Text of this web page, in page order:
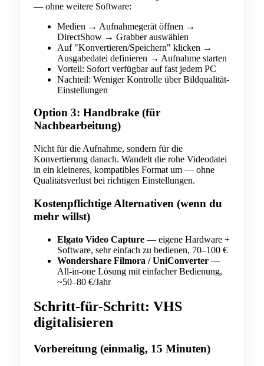
— ohne weitere Software:
Medien → Aufnahmegerät öffnen →
DirectShow → Grabber auswählen
Auf "Konvertieren/Speichern" klicken →
Ausgabedatei definieren → Aufnahme starten
Vorteil: Sofort verfügbar auf fast jedem PC
Nachteil: Weniger Kontrolle über Bildqualität-
Einstellungen
Option 3: Handbrake (für
Nachbearbeitung)
Nicht für die Aufnahme, sondern für die
Konvertierung danach. Wandelt die rohe Videodatei
in ein kleineres, kompatibles Format um — ohne
Qualitätsverlust bei richtigen Einstellungen.
Kostenpflichtige Alternativen (wenn du
mehr willst)
Elgato Video Capture — eigene Hardware +
Software, sehr einfach zu bedienen, 70–100 €
Wondershare Filmora / UniConverter —
All-in-one Lösung mit einfacher Bedienung,
~50–80 €/Jahr
Schritt-für-Schritt: VHS
digitalisieren
Vorbereitung (einmalig, 15 Minuten)